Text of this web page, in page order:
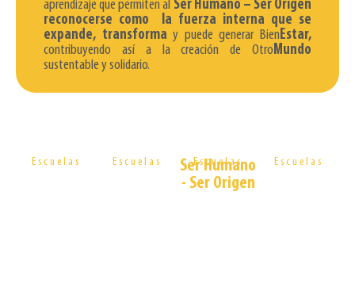
aprendizaje que permiten al Ser Humano – Ser Origen
reconocerse como la fuerza interna que se
expande, transformay puede generar Bien Estar,
contribuyendo así a la creación de Otro Mundo
sustentable y solidario.
Escuelas Escuelas
Ser Humano
- Ser Origen
Escuelas
Didácticas
Escuelas